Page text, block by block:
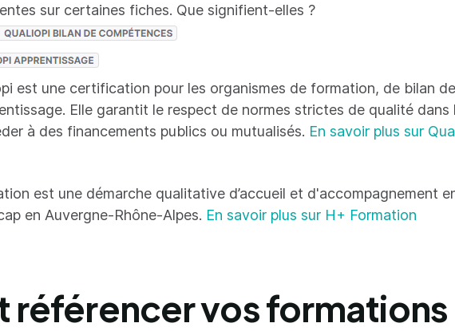
sur certaines fiches. Que signifient-elles ?
est une certification pour les organismes de formation, de bilan
Elle garantit le respect de normes strictes de qualité
à des financements publics ou mutualisés. En savoir plus sur
est une démarche qualitative d’accueil et d'accompagnement
en Auvergne-Rhône-Alpes. En savoir plus sur H+ Formation
référencer vos formations